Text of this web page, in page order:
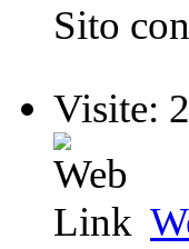
Sito
Visite: